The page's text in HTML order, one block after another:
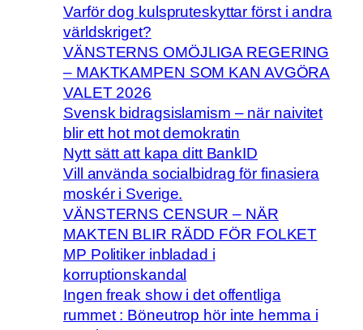
Varför dog kulspruteskyttar först i andra
världskriget?
VÄNSTERNS OMÖJLIGA REGERING
– MAKTKAMPEN SOM KAN AVGÖRA
VALET 2026
Svensk bidragsislamism – när naivitet
blir ett hot mot demokratin
Nytt sätt att kapa ditt BankID
Vill använda socialbidrag för finasiera
moskér i Sverige.
VÄNSTERNS CENSUR – NÄR
MAKTEN BLIR RÄDD FÖR FOLKET
MP Politiker inbladad i
korruptionskandal
Ingen freak show i det offentliga
rummet : Böneutrop hör inte hemma i